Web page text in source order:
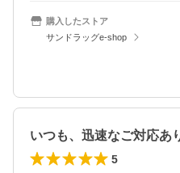
購入したストア
サンドラッグe-shop
5